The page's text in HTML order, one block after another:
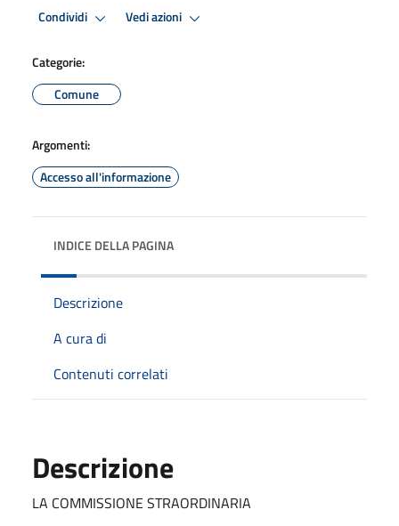
Condividi Vedi azioni
Categorie:
Comune
Argomenti:
Accesso all'informazione
INDICE DELLA PAGINA
Descrizione
A cura di
Contenuti correlati
Descrizione
LA COMMISSIONE STRAORDINARIA